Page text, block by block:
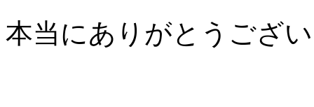
本当にありがとうござ